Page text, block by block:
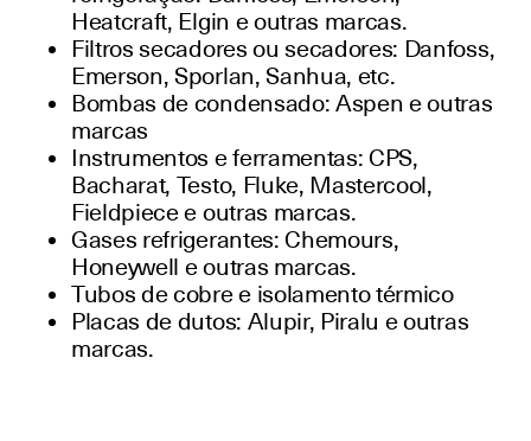
Heatcraft, Elgin e outras marcas.
Filtros secadores ou secadores: Danfoss,
Emerson, Sporlan, Sanhua, etc.
Bombas de condensado: Aspen e outras
marcas
Instrumentos e ferramentas: CPS,
Bacharat, Testo, Fluke, Mastercool,
Fieldpiece e outras marcas.
Gases refrigerantes: Chemours,
Honeywell e outras marcas.
Tubos de cobre e isolamento térmico
Placas de dutos: Alupir, Piralu e outras
marcas.